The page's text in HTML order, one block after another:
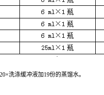
洗涤缓冲液加19份的蒸馏水。